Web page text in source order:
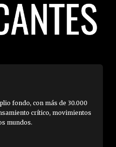
fondo, con más de 30.000
crítico, movimientos
mundos.